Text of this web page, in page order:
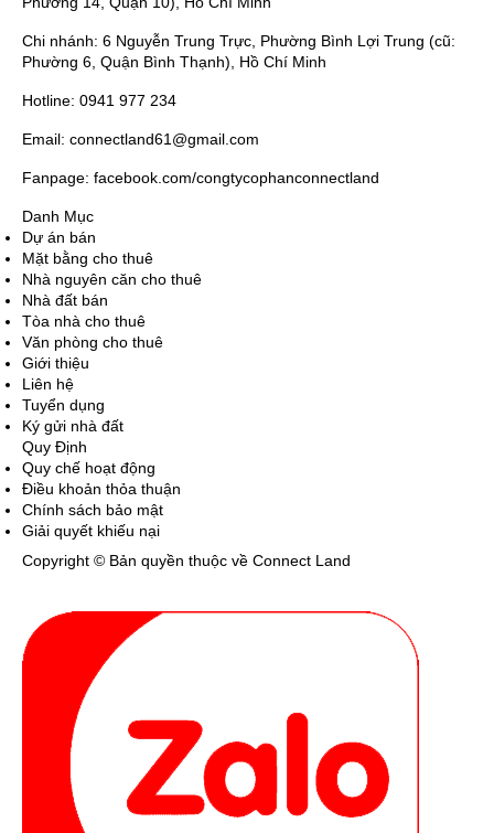
Chi nhánh: 6 Nguyễn Trung Trực, Phường Bình Lợi Trung (cũ:
Phường 6, Quận Bình Thạnh), Hồ Chí Minh
Hotline: 0941 977 234
Email: connectland61@gmail.com
Fanpage: facebook.com/congtycophanconnectland
Danh Mục
Dự án bán
Mặt bằng cho thuê
Nhà nguyên căn cho thuê
Nhà đất bán
Tòa nhà cho thuê
Văn phòng cho thuê
Giới thiệu
Liên hệ
Tuyển dụng
Ký gửi nhà đất
Quy Định
Quy chế hoạt động
Điều khoản thỏa thuận
Chính sách bảo mật
Giải quyết khiếu nại
Copyright © Bản quyền thuộc về Connect Land